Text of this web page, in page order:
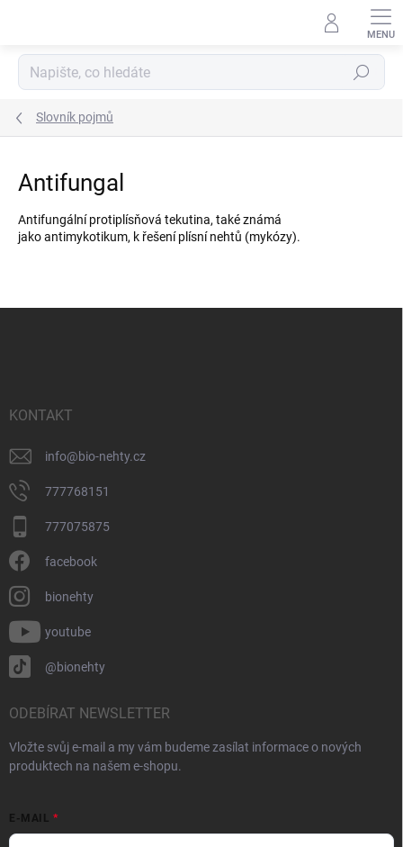
Hledat
Slovník pojmů
Antifungal
Antifungální protiplísňová tekutina, také známá
jako antimykotikum, k řešení plísní nehtů (mykózy).
KONTAKT
info@bio-nehty.cz
777768151
777075875
facebook
bionehty
youtube
@bionehty
ODEBÍRAT NEWSLETTER
Vložte svůj e-mail a my vám budeme zasílat informace o nových
produktech na našem e-shopu.
E-MAIL